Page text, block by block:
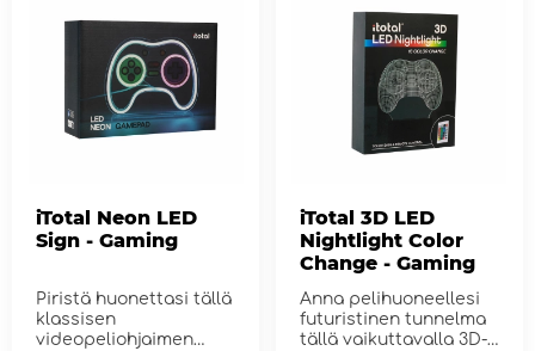
iTotal Neon LED
Sign - Gaming
Piristä huonettasi tällä
klassisen
videopeliohjaimen
iTotal 3D LED
Nightlight Color
Change - Gaming
Anna pelihuoneellesi
futuristinen tunnelma
tällä vaikuttavalla 3D-